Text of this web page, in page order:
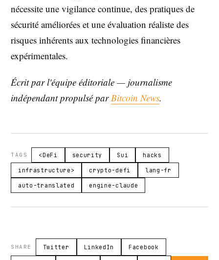
nécessite une vigilance continue, des pratiques de
sécurité améliorées et une évaluation réaliste des
risques inhérents aux technologies financières
expérimentales.
Écrit par l'équipe éditoriale — journalisme
indépendant propulsé parBitcoin News.
TAGS <DeFi security Sui hacks
infrastructure> crypto-defi lang-fr
auto-translated engine-claude
SHARE Twitter LinkedIn Facebook